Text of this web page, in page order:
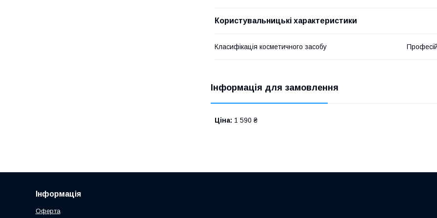
Користувальницькі характеристики
Класифікація косметичного засобу
Інформація для замовлення
Ціна: 1 590 ₴
Інформація
Оферта